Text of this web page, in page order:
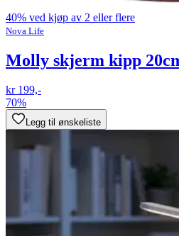
40% ved kjøp av 2 eller flere
Nova Life
Molly skjerm kipp
kr 199,-
70%
Legg til ønskeliste